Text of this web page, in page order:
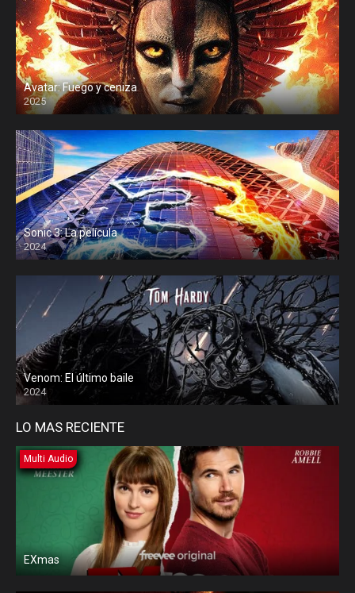
Avatar: Fuego y ceniza
2025
Sonic 3: La película
2024
Venom: El último baile
2024
LO MAS RECIENTE
Multi Audio
EXmas